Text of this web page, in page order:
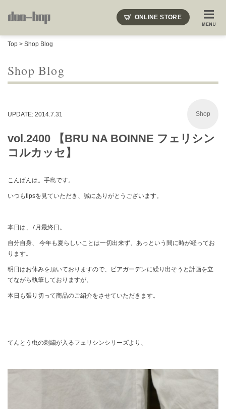
ONLINE STORE
Top > Shop Blog
Shop Blog
UPDATE: 2014.7.31 Shop
vol.2400 【BRU NA BOINNE フェリシン
コルカッセ】
こんばんは。手島です。
いつもtipsを見ていただき、誠にありがとうございます。
本日は、7月最終日。
自分自身、 今年も夏らしいことは一切出来ず、あっという間に時が経ってお
ります。
明日はお休みを頂いておりますので、ビアガーデンに繰り出そうと計画を立
てながら執筆しておりますが、
本日も張り切って商品のご紹介をさせていただきます。
てんとう虫の刺繍が入るフェリシンシリーズより、